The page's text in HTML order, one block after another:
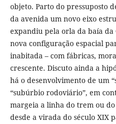
objeto. Parto do pressuposto
da avenida um novo eixo
expandiu pela orla da baía
nova configuração espacial
inabitada – com fábricas,
crescente. Discuto ainda a
há o desenvolvimento de um
“subúrbio rodoviário”, em
margeia a linha do trem ou
desde a virada do século XIX